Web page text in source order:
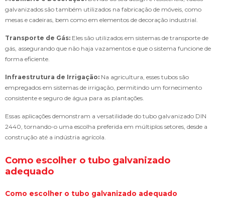
galvanizados são também utilizados na fabricação de móveis, como
mesas e cadeiras, bem como em elementos de decoração industrial.
Transporte de Gás: Eles são utilizados em sistemas de transporte de
gás, assegurando que não haja vazamentos e que o sistema funcione de
forma eficiente.
Infraestrutura de Irrigação: Na agricultura, esses tubos são
empregados em sistemas de irrigação, permitindo um fornecimento
consistente e seguro de água para as plantações.
Essas aplicações demonstram a versatilidade do tubo galvanizado DIN
2440, tornando-o uma escolha preferida em múltiplos setores, desde a
construção até a indústria agrícola.
Como escolher o tubo galvanizado
adequado
Como escolher o tubo galvanizado adequado